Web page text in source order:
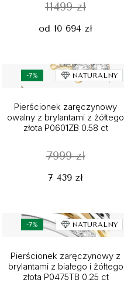
11499 zł
od 10 694 zł
-7% NATURALNY
Pierścionek zaręczynowy
owalny z brylantami z żółtego
złota P0601ZB 0.58 ct
7999 zł
7 439 zł
-7% NATURALNY
Pierścionek zaręczynowy z
brylantami z białego i żółtego
złota P0475TB 0.25 ct